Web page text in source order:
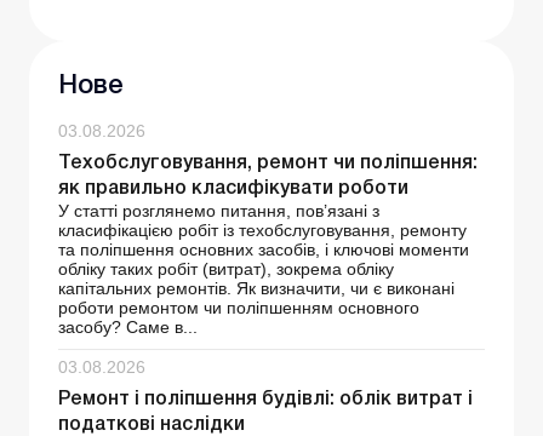
Нове
03.08.2026
Техобслуговування, ремонт чи поліпшення:
як правильно класифікувати роботи
У статті розглянемо питання, пов’язані з
класифікацією робіт із техобслуговування, ремонту
та поліпшення основних засобів, і ключові моменти
обліку таких робіт (витрат), зокрема обліку
капітальних ремонтів. Як визначити, чи є виконані
роботи ремонтом чи поліпшенням основного
засобу? Саме в...
03.08.2026
Ремонт і поліпшення будівлі: облік витрат і
податкові наслідки